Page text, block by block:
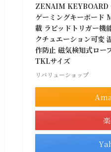
ZENAIM KEYBOARD
ゲーミングキーボー
載 ラピッドトリガー
クチュエーション可変
作防止 磁気検知式ロー
TKLサイズ
リバリューショップ